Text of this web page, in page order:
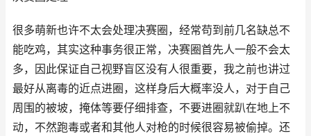
很多萌新也许不太会处理决赛圈，经常苟到前几名缺总不
能吃鸡，其实这种事务很正常，决赛圈首先人一般不会太
多，因此保证自己视野盲区没有人很重要，我之前也讲过
最好从离毒的近点进圈，这样身后大概率没人，对于自己
周围的被坡，掩体等要仔细排查，不要进圈就趴在地上不
动，不然跑毒或者和其他人对枪的时候很容易被偷掉。还